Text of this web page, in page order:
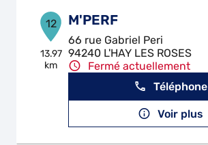
12
13.97
km
M'PERF
66 rue Gabriel Peri
94240 L'HAY LES ROSES
Fermé actuellement
Téléphone
Voir plus